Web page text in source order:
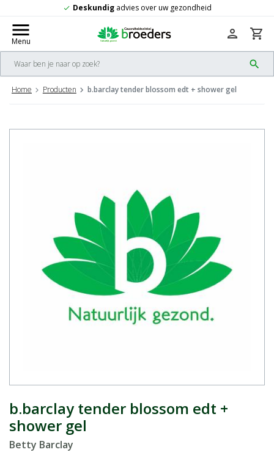
advies over uw gezondheid
menu
Menu
search
person shopping_cart
Home Producten b.barclay tender blossom edt + shower gel
b.barclay tender blossom edt +
shower gel
Betty Barclay